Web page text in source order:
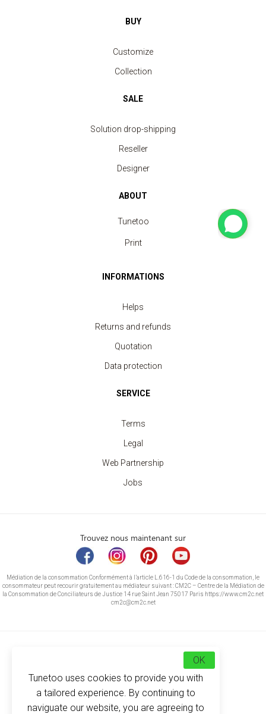
BUY
Customize
Collection
SALE
Solution drop-shipping
Reseller
Designer
ABOUT
Tunetoo
Print
INFORMATIONS
Helps
Returns and refunds
Quotation
Data protection
SERVICE
Terms
Legal
Web Partnership
Jobs
Trouvez nous maintenant sur
Médiation de la consommation Conformément à l’article L.616-1 du Code de la consommation, le
consommateur peut recourir gratuitement au médiateur suivant : CM2C – Centre de la Médiation de
la Consommation de Conciliateurs de Justice 14 rue Saint Jean 75017 Paris https://www.cm2c.net
cm2c@cm2c.net
Tunetoo uses cookies to provide you with
a tailored experience. By continuing to
naviguate our website, you are agreeing to
OK